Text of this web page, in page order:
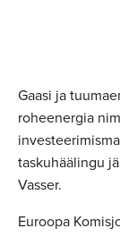
Gaasi ja
roheenergia
taskuhäälingu
Vasser.
Euroopa